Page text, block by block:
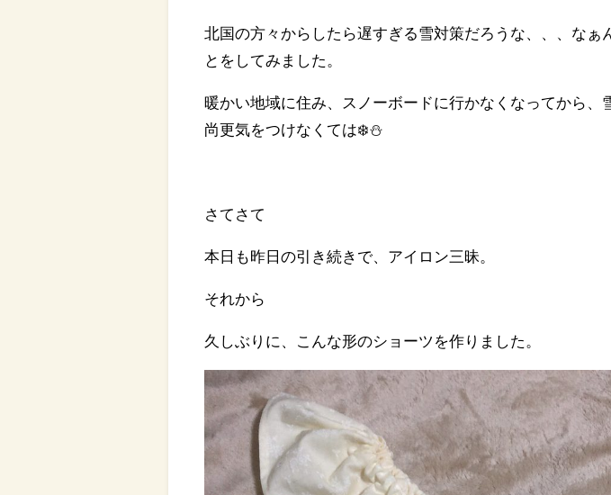
北国の方々からしたら遅すぎる雪対策だろうな、、、なぁ
とをしてみました。
暖かい地域に住み、スノーボードに行かなくなってから、
尚更気をつけなくては❄️⛄️
さてさて
本日も昨日の引き続きで、アイロン三昧。
それから
久しぶりに、こんな形のショーツを作りました。